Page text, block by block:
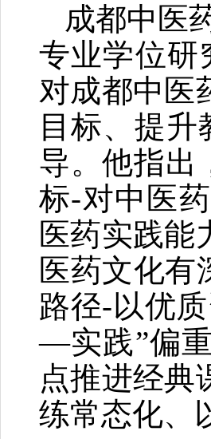
成都中医
专业学位研
对成都中医
目标、提
导。他指出
标-对中医
医药实践能
医药文化有
路径-以优
—实践”偏
点推进经典
练常态化、